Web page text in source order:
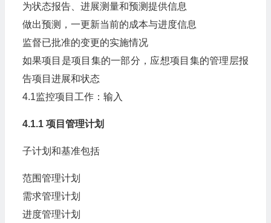
为状态报告、进展测量和预测提供信息
做出预测，一更新当前的成本与进度信息
监督已批准的变更的实施情况
如果项目是项目集的一部分，应想项目集的管理层报
告项目进展和状态
4.1监控项目工作：输入
4.1.1 项目管理计划
子计划和基准包括
范围管理计划
需求管理计划
进度管理计划